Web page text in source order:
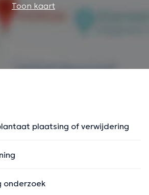
Toon kaart
plaatsing of verwijdering
onderzoek